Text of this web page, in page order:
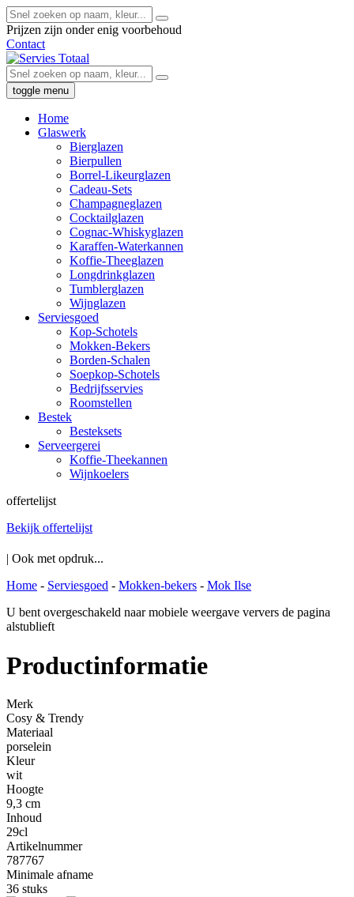
Prijzen zijn onder enig voorbehoud
Contact
toggle menu
Home
Glaswerk
Bierglazen
Bierpullen
Borrel-Likeurglazen
Cadeau-Sets
Champagneglazen
Cocktailglazen
Cognac-Whiskyglazen
Karaffen-Waterkannen
Koffie-Theeglazen
Longdrinkglazen
Tumblerglazen
Wijnglazen
Serviesgoed
Kop-Schotels
Mokken-Bekers
Borden-Schalen
Soepkop-Schotels
Bedrijfsservies
Roomstellen
Bestek
Besteksets
Serveergerei
Koffie-Theekannen
Wijnkoelers
offertelijst
Bekijk offertelijst
| Ook met opdruk...
Home - Serviesgoed - Mokken-bekers - Mok Ilse
U bent overgeschakeld naar mobiele weergave ververs de pagina
alstublieft
Productinformatie
Merk
Cosy & Trendy
Materiaal
porselein
Kleur
wit
Hoogte
9,3 cm
Inhoud
29cl
Artikelnummer
787767
Minimale afname
36 stuks